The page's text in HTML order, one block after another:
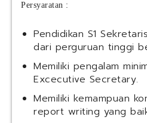
Persyaratan :
Pendidikan S1
dari perguruan tinggi
Memiliki pengalam
Excecutive Secretary.
Memiliki kemampuan
report writing yang